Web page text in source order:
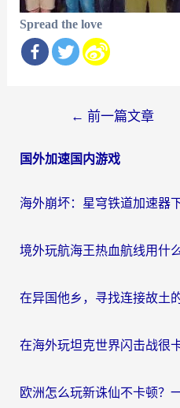
Spread the love
导
← 前一篇文章
国外加速国内游戏